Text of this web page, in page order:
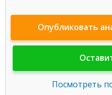
Опубликовать
Посмотреть